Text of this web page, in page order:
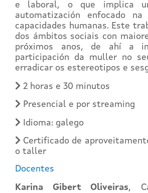
e laboral, o que implica
automatización enfocado
capacidades humanas. Este
dos ámbitos sociais con
próximos anos, de ahí a
participación da muller no
erradicar os estereotipos e
2 horas e 30 minutos
Presencial e por streaming
Idioma: galego
Certificado de
o taller
Docentes
Karina Gibert Oliveiras,